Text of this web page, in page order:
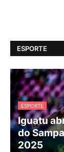
ESPORTE
ESPORTE
Iguatu
do
2025